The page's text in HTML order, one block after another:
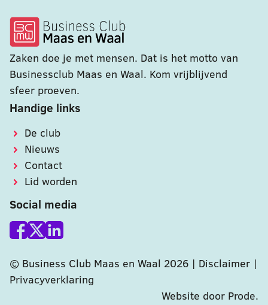
Zaken doe je met mensen. Dat is het motto van
Businessclub Maas en Waal. Kom vrijblijvend
sfeer proeven.
Handige links
De club
Nieuws
Contact
Lid worden
Social media
© Business Club Maas en Waal 2026 | Disclaimer |
Privacyverklaring
Website door Prode.